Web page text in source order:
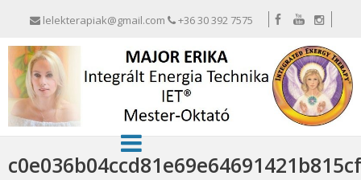
lelekterapiak@gmail.com +36 30 392 7575
c0e036b04ccd81e69e64691421b815cf